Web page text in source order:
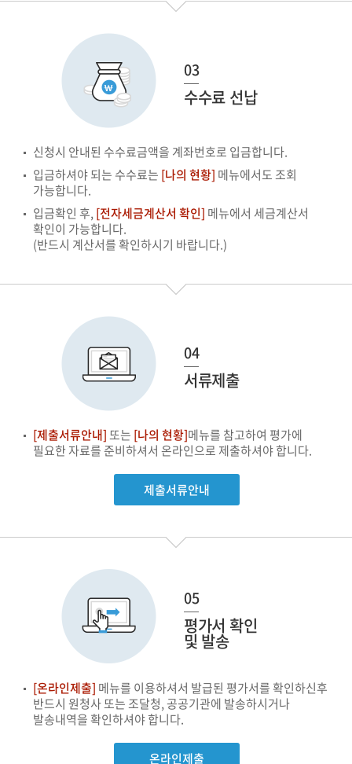
03
수수료 선납
신청시 안내된 수수료금액을 계좌번호로 입금합니다.
입금하셔야 되는 수수료는 [나의 현황] 메뉴에서도 조회
가능합니다.
입금확인 후, [전자세금계산서 확인] 메뉴에서 세금계산서
확인이 가능합니다.
(반드시 계산서를 확인하시기 바랍니다.)
04
서류제출
[제출서류안내]또는 [나의 현황]메뉴를 참고하여 평가에
필요한 자료를 준비하셔서 온라인으로 제출하셔야 합니다.
제출서류안내
05
평가서 확인
및 발송
[온라인제출] 메뉴를 이용하셔서 발급된 평가서를 확인하신후
반드시 원청사 또는 조달청, 공공기관에 발송하시거나
발송내역을 확인하셔야 합니다.
온라인제출